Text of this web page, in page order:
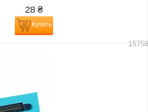
28 ₴
Купить